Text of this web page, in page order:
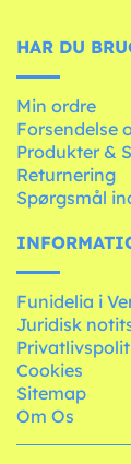
HAR DU
Min ordre
Forsendelse
Produkter &
Returnering
Spørgsmål
Funidelia i
Juridisk
Cookies
Sitemap
Om Os